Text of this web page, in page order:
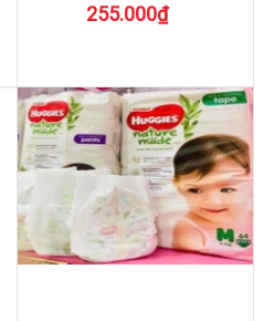
255.000₫